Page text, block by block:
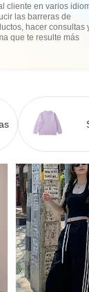
cliente en varios
las barreras de
hacer consultas
que te resulte más